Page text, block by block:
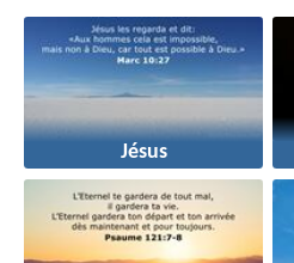
Jésus